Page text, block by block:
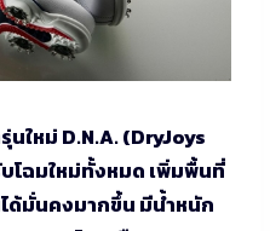
ใหม่ D.N.A. (DryJoys
โฉมใหม่ทั้งหมด เพิ่มพื้นที่
ด้มั่นคงมากขึ้น มีน้ำหนัก